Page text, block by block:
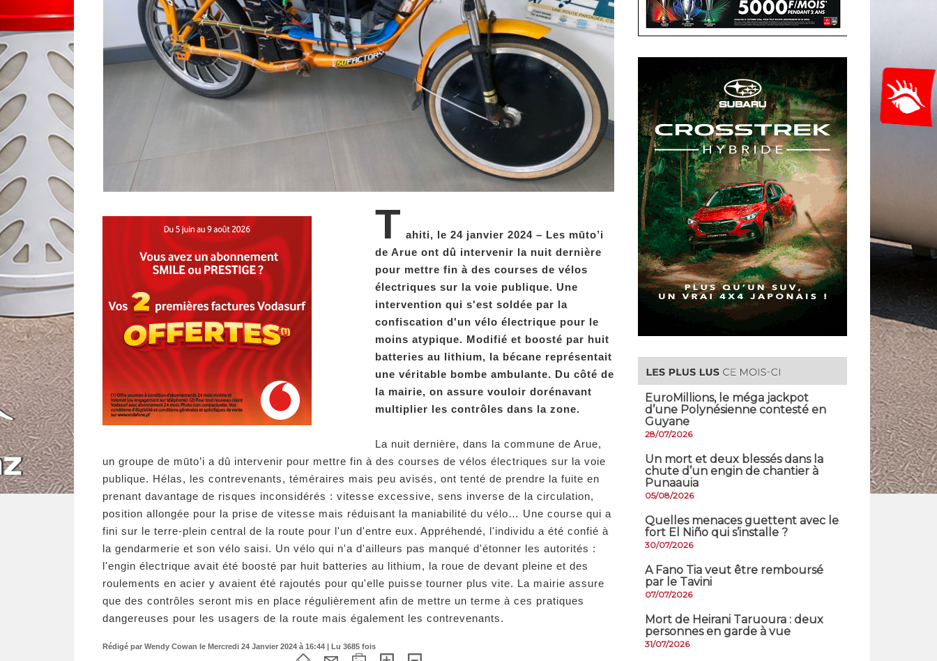
T ahiti, le 24 janvier 2024 – Les mūto’i
de Arue ont dû intervenir la nuit dernière
pour mettre fin à des courses de vélos
électriques sur la voie publique. Une
intervention qui s'est soldée par la
confiscation d'un vélo électrique pour le
moins atypique. Modifié et boosté par huit
batteries au lithium, la bécane représentait
une véritable bombe ambulante. Du côté de
la mairie, on assure vouloir dorénavant
multiplier les contrôles dans la zone.
La nuit dernière, dans la commune de Arue,
un groupe de mūto’i a dû intervenir pour mettre fin à des courses de vélos électriques sur la voie
publique. Hélas, les contrevenants, téméraires mais peu avisés, ont tenté de prendre la fuite en
prenant davantage de risques inconsidérés : vitesse excessive, sens inverse de la circulation,
position allongée pour la prise de vitesse mais réduisant la maniabilité du vélo… Une course qui a
fini sur le terre-plein central de la route pour l'un d'entre eux. Appréhendé, l'individu a été confié à
la gendarmerie et son vélo saisi. Un vélo qui n'a d'ailleurs pas manqué d'étonner les autorités :
l'engin électrique avait été boosté par huit batteries au lithium, la roue de devant pleine et des
roulements en acier y avaient été rajoutés pour qu'elle puisse tourner plus vite. La mairie assure
que des contrôles seront mis en place régulièrement afin de mettre un terme à ces pratiques
dangereuses pour les usagers de la route mais également les contrevenants.
Rédigé par Wendy Cowan le Mercredi 24 Janvier 2024 à 16:44 | Lu 3685 fois
EuroMillions, ​le méga jackpot
d’une Polynésienne contesté en
Guyane
28/07/2026
​Un mort et deux blessés dans la
chute d’un engin de chantier à
Punaauia
05/08/2026
Quelles menaces guettent avec le
fort El Niño qui s’installe ?
30/07/2026
A Fano Tia veut être remboursé
par le Tavini
07/07/2026
Mort de Heirani Taruoura : deux
personnes en garde à vue
31/07/2026